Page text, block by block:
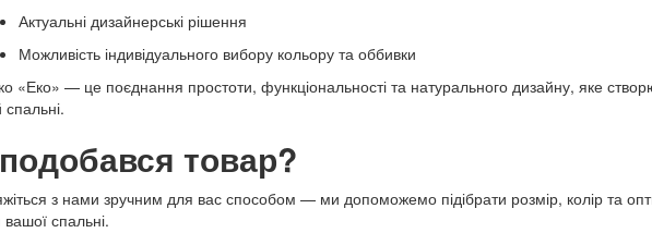
Актуальні дизайнерські рішення
Можливість індивідуального вибору кольору та оббивки
«Еко» — це поєднання простоти, функціональності та натурального дизайну, яке
спальні.
товар?
з нами зручним для вас способом — ми допоможемо підібрати розмір, колір та
спальні.